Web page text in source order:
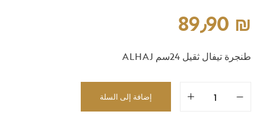
89٫90 ₪
طنجرة تيفال ثقيل 24سم ALHAJ
إضافة إلى السلة